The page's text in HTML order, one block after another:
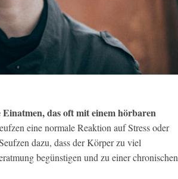
das oft mit einem hörbaren
eine normale Reaktion auf Stress oder
dazu, dass der Körper zu viel
begünstigen und zu einer chronischen